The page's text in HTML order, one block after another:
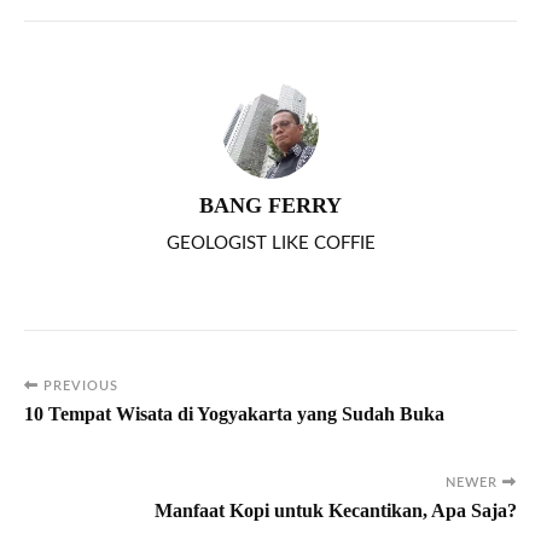
BANG FERRY
GEOLOGIST LIKE COFFIE
PREVIOUS
10 Tempat Wisata di Yogyakarta yang Sudah Buka
NEWER
Manfaat Kopi untuk Kecantikan, Apa Saja?